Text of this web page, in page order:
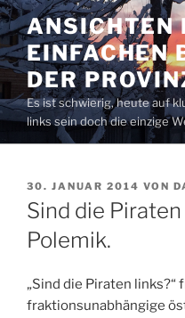
Zum
Inhalt
springen
ANSICHTEN
EINFACHEN
DER
Es ist schwierig, heute auf
links sein doch die einzige
VERÖFFENTLICHT
AM
30. JANUAR 2014 VON
Sind die
Polemik.
„Sind die Piraten links?“
fraktionsunabhängige